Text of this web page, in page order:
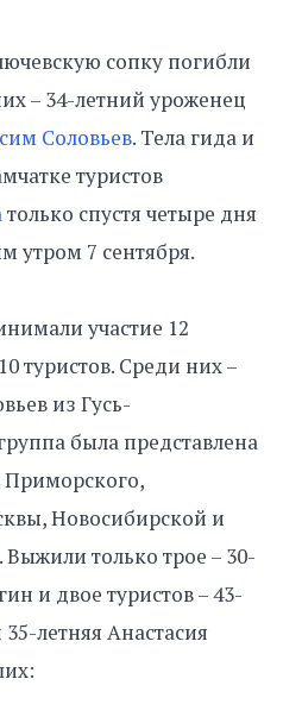
сопку погибли
– 34-летний уроженец
Соловьев. Тела гида и
туристов
только спустя четыре дня
утром 7 сентября.
участие 12
туристов. Среди них –
из Гусь-
была представлена
Новосибирской и
только трое – 30-
и двое туристов – 43-
летняя Анастасия